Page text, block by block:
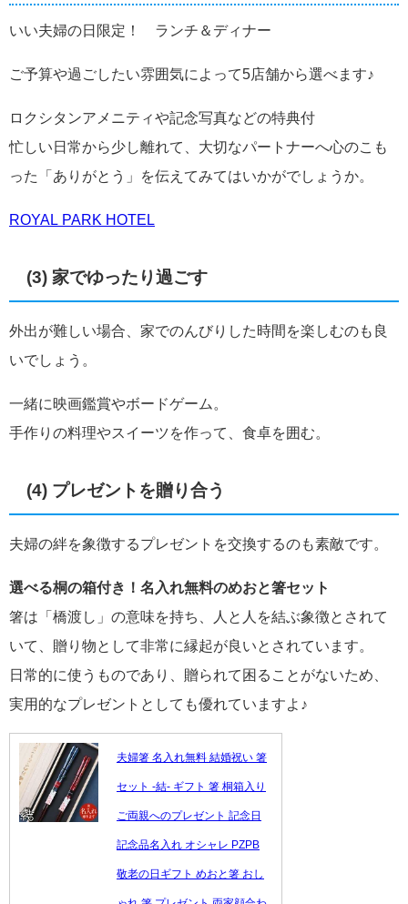
いい夫婦の日限定！ ランチ＆ディナー
ご予算や過ごしたい雰囲気によって5店舗から選べます♪
ロクシタンアメニティや記念写真などの特典付
忙しい日常から少し離れて、大切なパートナーへ心のこも
った「ありがとう」を伝えてみてはいかがでしょうか。
ROYAL PARK HOTEL
(3) 家でゆったり過ごす
外出が難しい場合、家でのんびりした時間を楽しむのも良
いでしょう。
一緒に映画鑑賞やボードゲーム。
手作りの料理やスイーツを作って、食卓を囲む。
(4) プレゼントを贈り合う
夫婦の絆を象徴するプレゼントを交換するのも素敵です。
選べる桐の箱付き！名入れ無料のめおと箸セット
箸は「橋渡し」の意味を持ち、人と人を結ぶ象徴とされて
いて、贈り物として非常に縁起が良いとされています。
日常的に使うものであり、贈られて困ることがないため、
実用的なプレゼントとしても優れていますよ♪
夫婦箸 名入れ無料 結婚祝い 箸
セット -結- ギフト 箸 桐箱入り
ご両親へのプレゼント 記念日
記念品名入れ オシャレ PZPB
敬老の日ギフト めおと箸 おし